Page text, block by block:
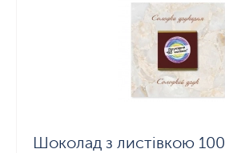
Шоколад з листівкою